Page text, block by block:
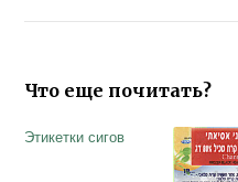
Что еще почитать?
Этикетки сигов